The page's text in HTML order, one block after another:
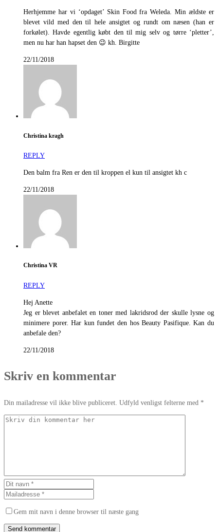
Herhjemme har vi ‘opdaget’ Skin Food fra Weleda. Min ældste er
blevet vild med den til hele ansigtet og rundt om næsen (han er
forkølet). Havde egentlig købt den til mig selv og tørre ‘pletter’,
men nu har han hapset den 😉 kh. Birgitte
22/11/2018
Christina kragh
REPLY
Den balm fra Ren er den til kroppen el kun til ansigtet kh c
22/11/2018
Christina VR
REPLY
Hej Anette
Jeg er blevet anbefalet en toner med lakridsrod der skulle lysne og
minimere porer. Har kun fundet den hos Beauty Pasifique. Kan du
anbefale den?
22/11/2018
Skriv en kommentar
Din mailadresse vil ikke blive publiceret. Udfyld venligst felterne med *
Gem mit navn i denne browser til næste gang